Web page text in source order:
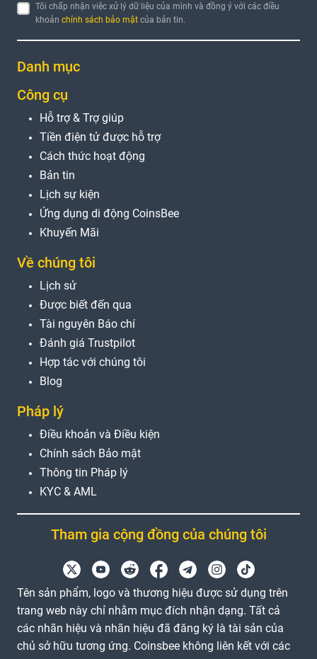
Tôi chấp nhận việc xử lý dữ liệu của mình và đồng ý với các điều
khoảnchính sách bảo mật của bản tin.
Danh mục
Công cụ
Hỗ trợ & Trợ giúp
Tiền điện tử được hỗ trợ
Cách thức hoạt động
Bản tin
Lịch sự kiện
Ứng dụng di động CoinsBee
Khuyến Mãi
Về chúng tôi
Lịch sử
Được biết đến qua
Tài nguyên Báo chí
Đánh giá Trustpilot
Hợp tác với chúng tôi
Blog
Pháp lý
Điều khoản và Điều kiện
Chính sách Bảo mật
Thông tin Pháp lý
KYC & AML
Tham gia cộng đồng của chúng tôi
Tên sản phẩm, logo và thương hiệu được sử dụng trên
trang web này chỉ nhằm mục đích nhận dạng. Tất cả
các nhãn hiệu và nhãn hiệu đã đăng ký là tài sản của
chủ sở hữu tương ứng. Coinsbee không liên kết với các